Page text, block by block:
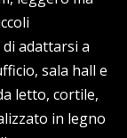
adattarsi a
sala hall e
letto, cortile,
in legno